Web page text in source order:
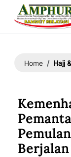
Home Hajj